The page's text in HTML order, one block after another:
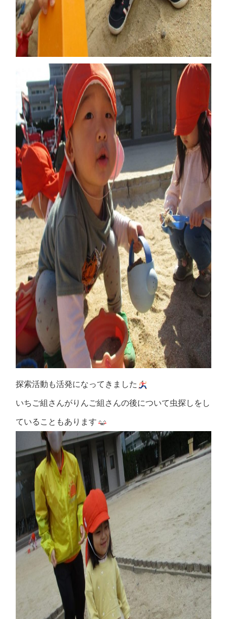
探索活動も活発になってきました
いちご組さんがりんご組さんの後について虫探しをし
ていることもあります